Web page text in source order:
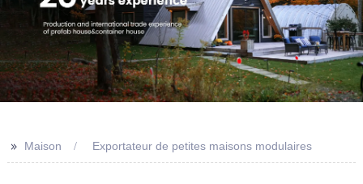
>> Maison Exportateur de petites maisons modulaires